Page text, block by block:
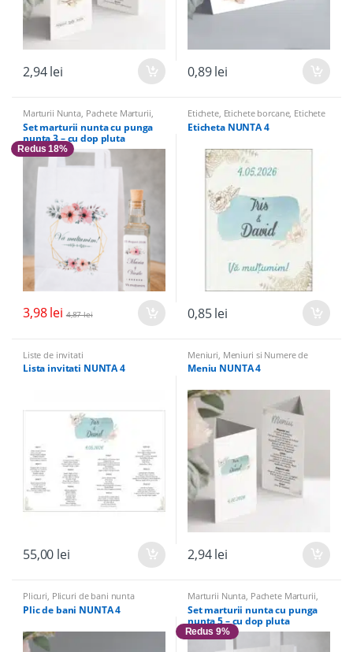
2,94lei 0,89lei
Marturii Nunta Pachete Marturii
Sticle Marturii,Sticle marturii &
Accesorii
Set marturii nunta cu punga
nunta 3 – cu dop pluta
Redus 18%
3,98lei 4,87lei
Etichete, Etichete borcane, Etichete
sticle
Eticheta NUNTA 4
0,85lei
Liste de invitati
Lista invitati NUNTA 4
55,00 lei
Meniuri Meniuri si Numere de
masa
Meniu NUNTA 4
2,94lei
Plicuri, Plicuri de bani nunta
Plic de bani NUNTA 4
Marturii Nunta, Pachete Marturii,
Sticle Marturii,Sticle marturii &
Accesorii
Set marturii nunta cu punga
nunta 5 – cu dop pluta
Redus 9%